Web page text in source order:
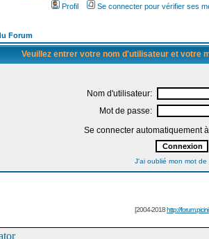
Profil
Se connecter pour vérifier ses
Forum
Veuillez entrer votre nom d'utilisateur et votre
Nom d'utilisateur:
Mot de passe:
Se connecter automatiquement
J'ai oublié mon mot de
[2004-2018http://